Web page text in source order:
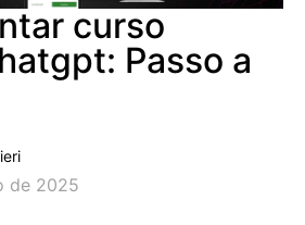
curso
Passo a
de 2025